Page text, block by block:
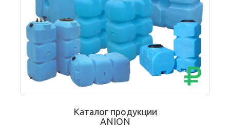
Каталог продукции
ANION